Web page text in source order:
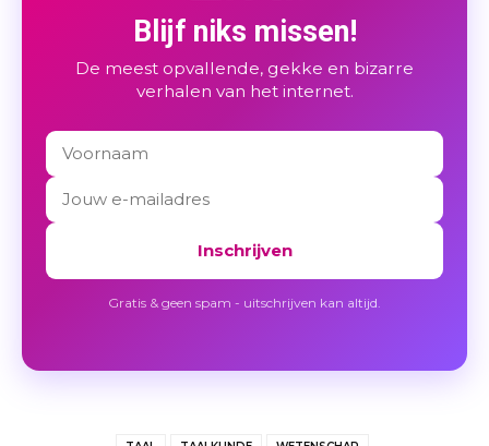
Blijf niks missen!
De meest opvallende, gekke en bizarre
verhalen van het internet.
Inschrijven
Gratis & geen spam - uitschrijven kan altijd.